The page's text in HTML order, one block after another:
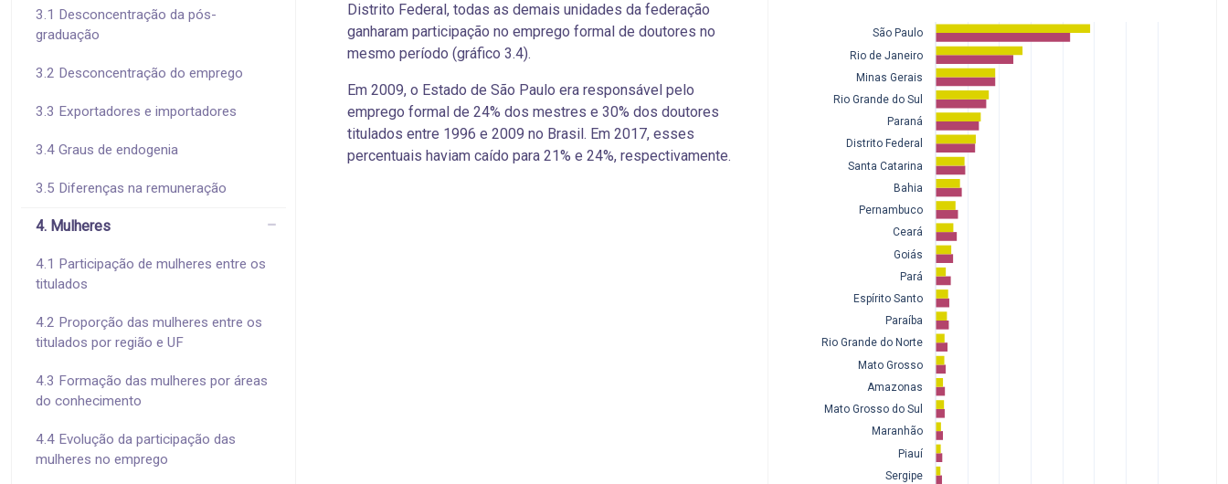
3.1 Desconcentração da pós-
graduação
3.2 Desconcentração do emprego
3.3 Exportadores e importadores
3.4 Graus de endogenia
3.5 Diferenças na remuneração
4. Mulheres
4.1 Participação de mulheres entre os
titulados
4.2 Proporção das mulheres entre os
titulados por região e UF
4.3 Formação das mulheres por áreas
do conhecimento
4.4 Evolução da participação das
mulheres no emprego
Distrito Federal, todas as demais unidades da federação
ganharam participação no emprego formal de doutores no
mesmo período (gráfico 3.4).
Em 2009, o Estado de São Paulo era responsável pelo
emprego formal de 24% dos mestres e 30% dos doutores
titulados entre 1996 e 2009 no Brasil. Em 2017, esses
percentuais haviam caído para 21% e 24%, respectivamente.
Sergipe
Piauí
Maranhão
Mato Grosso do Sul
Amazonas
Mato Grosso
Rio Grande do Norte
Paraíba
Espírito Santo
Pará
Goiás
Ceará
Pernambuco
Bahia
Santa Catarina
Distrito Federal
Paraná
Rio Grande do Sul
Minas Gerais
Rio de Janeiro
São Paulo